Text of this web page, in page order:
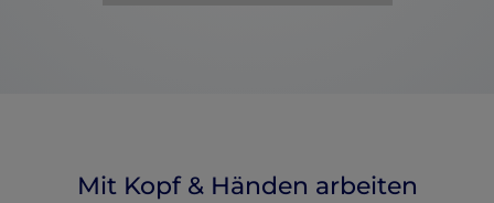
Mit Kopf & Händen arbeiten